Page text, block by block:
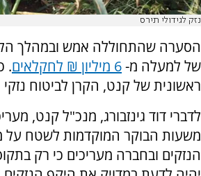
נזק לגידולי תירס
הסערה שהתחוללה אמש ובמהלך
של למעלה מ-6 מיליון ₪ לחקלאים
.
ראשונית של קנט, הקרן לביטוח
לדברי דוד גינזבורג, מנכ"ל קנט,
משעות הבוקר המוקדמות לשטח על
הנזקים ובחברה מעריכים כי רק